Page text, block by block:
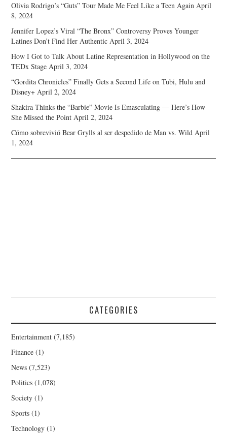
Olivia Rodrigo’s “Guts” Tour Made Me Feel Like a Teen Again April
8, 2024
Jennifer Lopez’s Viral “The Bronx” Controversy Proves Younger
Latines Don’t Find Her Authentic April 3, 2024
How I Got to Talk About Latine Representation in Hollywood on the
TEDx Stage April 3, 2024
“Gordita Chronicles” Finally Gets a Second Life on Tubi, Hulu and
Disney+ April 2, 2024
Shakira Thinks the “Barbie” Movie Is Emasculating — Here’s How
She Missed the Point April 2, 2024
Cómo sobrevivió Bear Grylls al ser despedido de Man vs. Wild April
1, 2024
CATEGORIES
Entertainment (7,185)
Finance (1)
News (7,523)
Politics (1,078)
Society (1)
Sports (1)
Technology (1)